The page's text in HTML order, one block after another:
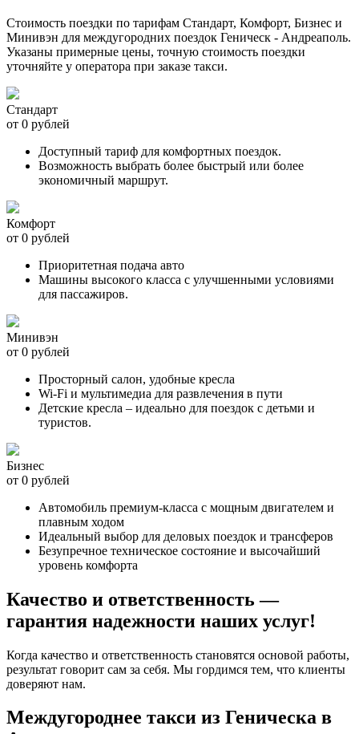
Стоимость поездки по тарифам Стандарт, Комфорт, Бизнес и
Минивэн для междугородних поездок Геническ - Андреаполь.
Указаны примерные цены, точную стоимость поездки
уточняйте у оператора при заказе такси.
Стандарт
от 0 рублей
Доступный тариф для комфортных поездок.
Возможность выбрать более быстрый или более
экономичный маршрут.
Комфорт
от 0 рублей
Приоритетная подача авто
Машины высокого класса с улучшенными условиями
для пассажиров.
Минивэн
от 0 рублей
Просторный салон, удобные кресла
Wi-Fi и мультимедиа для развлечения в пути
Детские кресла – идеально для поездок с детьми и
туристов.
Бизнес
от 0 рублей
Автомобиль премиум-класса с мощным двигателем и
плавным ходом
Идеальный выбор для деловых поездок и трансферов
Безупречное техническое состояние и высочайший
уровень комфорта
Качество и ответственность —
гарантия надежности наших услуг!
Когда качество и ответственность становятся основой работы,
результат говорит сам за себя. Мы гордимся тем, что клиенты
доверяют нам.
Междугороднее такси из Геническа в